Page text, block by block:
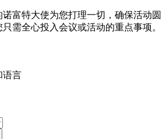
富特大使为您打理一切，确保活动圆
需全心投入会议或活动的重点事项。
语言